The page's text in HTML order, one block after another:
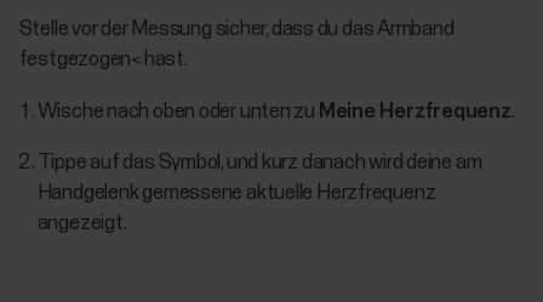
Stelle vor der Messung sicher, dass du das Armband
festgezogen< hast.
Wische nach oben oder unten zu Meine Herzfrequenz.
Tippe auf das Symbol, und kurz danach wird deine am
Handgelenk gemessene aktuelle Herzfrequenz
angezeigt.